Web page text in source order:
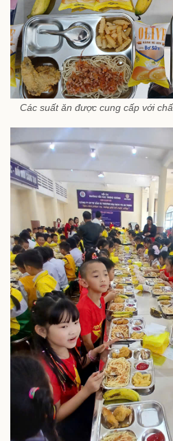
Các suất ăn được cung cấp với